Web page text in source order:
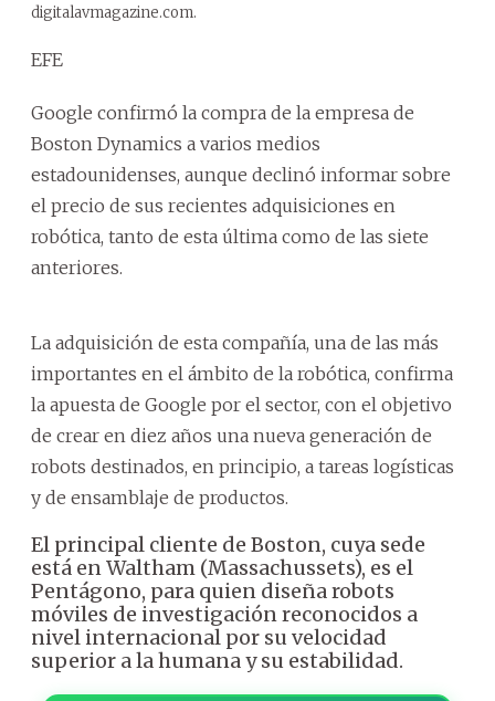
digitalavmagazine.com.
EFE
Google confirmó la compra de la empresa de
Boston Dynamics a varios medios
estadounidenses, aunque declinó informar sobre
el precio de sus recientes adquisiciones en
robótica, tanto de esta última como de las siete
anteriores.
La adquisición de esta compañía, una de las más
importantes en el ámbito de la robótica, confirma
la apuesta de Google por el sector, con el objetivo
de crear en diez años una nueva generación de
robots destinados, en principio, a tareas logísticas
y de ensamblaje de productos.
El principal cliente de Boston, cuya sede
está en Waltham (Massachussets), es el
Pentágono, para quien diseña robots
móviles de investigación reconocidos a
nivel internacional por su velocidad
superior a la humana y su estabilidad.